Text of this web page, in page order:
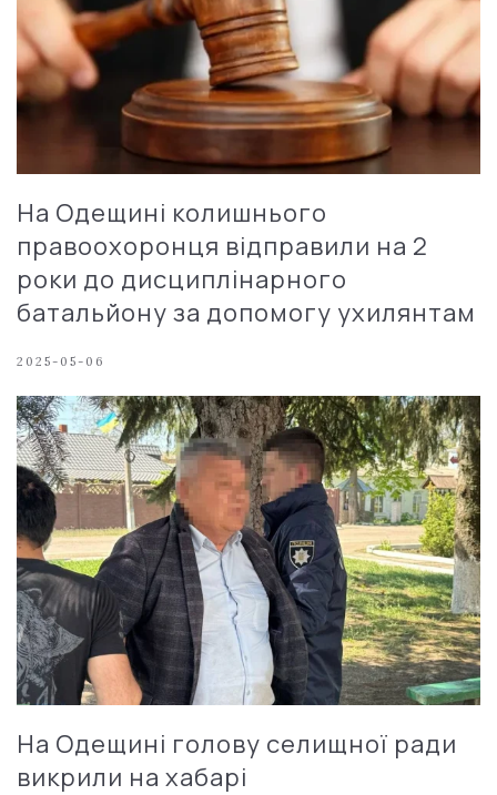
На Одещині колишнього
правоохоронця відправили на 2
роки до дисциплінарного
батальйону за допомогу ухилянтам
2025-05-06
На Одещині голову селищної ради
викрили на хабарі